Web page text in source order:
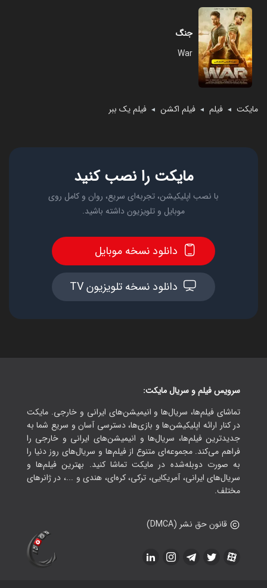
مایکت ◄ فیلم ◄ فیلم اکشن ◄ فیلم یک ببر
جنگ
War
مایکت را نصب کنید
با نصب اپلیکیشن، تجربه‌ای سریع، روان و کامل روی
موبایل و تلویزیون داشته باشید.
دانلود نسخه موبایل
دانلود نسخه تلویزیون TV
سرویس فیلم و سریال مایکت:
تماشای فیلم‌ها، سریال‌ها و انیمیشن‌های ایرانی و خارجی. مایکت
در کنار ارائه اپلیکیشن‌ها و بازی‌ها، دسترسی آسان و سریع شما به
جدیدترین فیلم‌ها، سریال‌ها و انیمیشن‌های ایرانی و خارجی را
فراهم می‌کند. مجموعه‌ای متنوع از فیلم‌ها و سریال‌های روز دنیا را
به صورت دوبله‌شده در مایکت تماشا کنید. بهترین فیلم‌ها و
سریال‌های ایرانی، آمریکایی، ترکی، کره‌ای، هندی و ...، در ژانرهای
مختلف.
قانون حق نشر (DMCA)